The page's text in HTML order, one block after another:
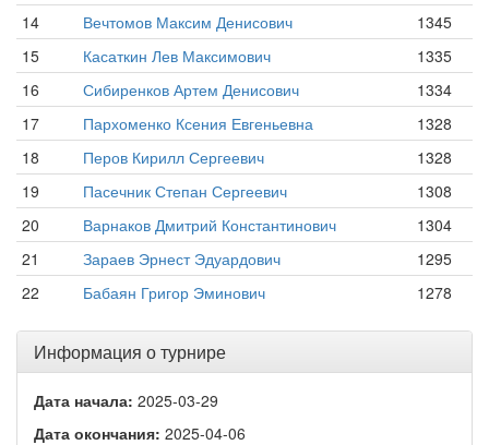
14
Вечтомов Максим Денисович
1345
15
Касаткин Лев Максимович
1335
16
Сибиренков Артем Денисович
1334
17
Пархоменко Ксения Евгеньевна
1328
18
Перов Кирилл Сергеевич
1328
19
Пасечник Степан Сергеевич
1308
20
Варнаков Дмитрий Константинович
1304
21
Зараев Эрнест Эдуардович
1295
22
Бабаян Григор Эминович 1278
Информация о турнире
Дата начала: 2025-03-29
Дата окончания: 2025-04-06